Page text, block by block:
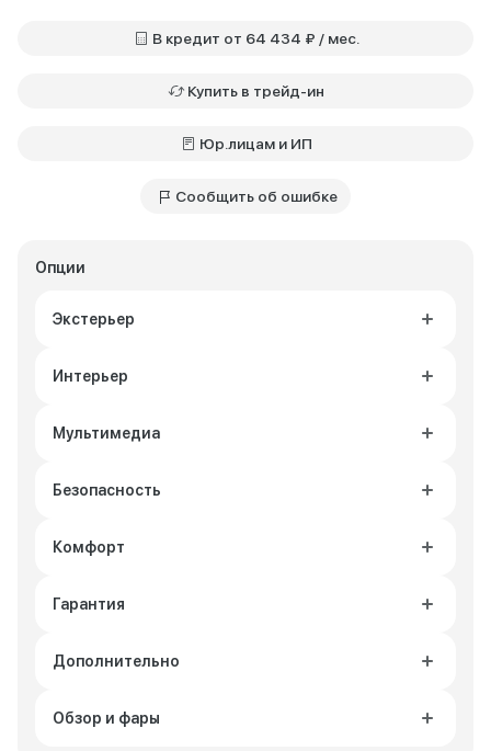
Опции
Экстерьер
Интерьер
Мультимедиа
Безопасность
Комфорт
Гарантия
Дополнительно
Обзор и фары
В кредит от 64 434 ₽ / мес.
Купить в трейд-ин
Юр.лицам и ИП
Сообщить об ошибке